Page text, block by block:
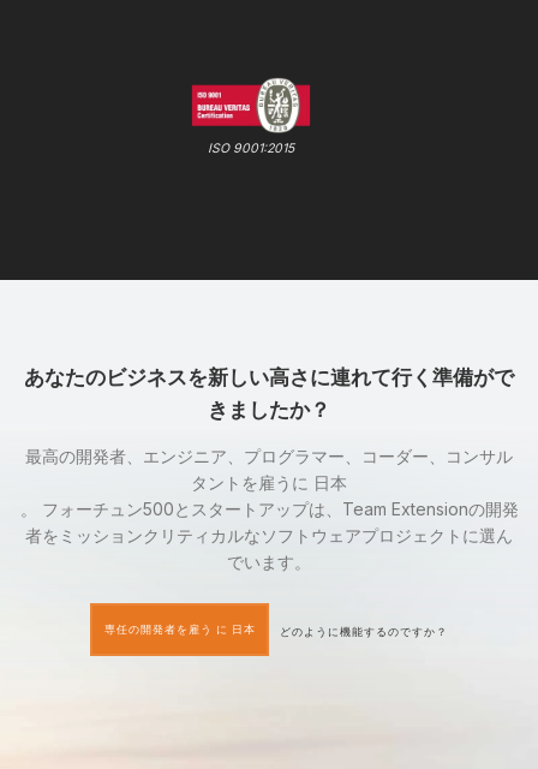
ISO 9001:2015
あなたのビジネスを新しい高さに連れて行く準備がで
きましたか？
最高の開発者、エンジニア、プログラマー、コーダー、コンサル
タントを雇うに 日本
。 フォーチュン500とスタートアップは、Team Extensionの開発
者をミッションクリティカルなソフトウェアプロジェクトに選ん
でいます。
専任の開発者を雇う に 日本 どのように機能するのですか？